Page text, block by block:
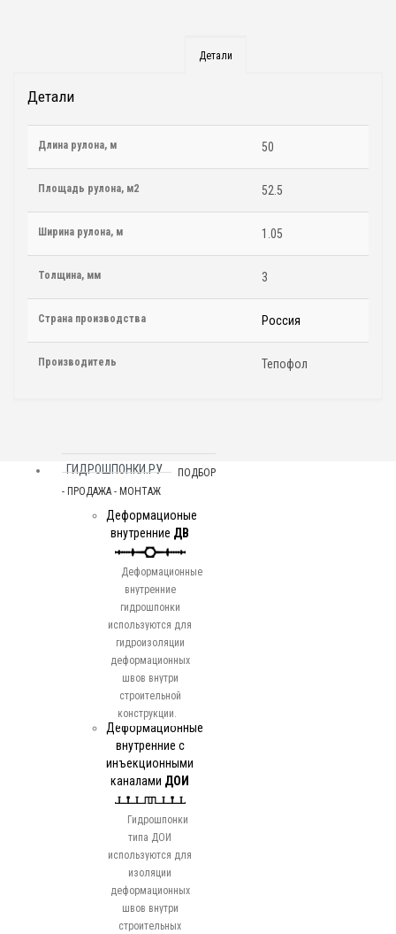
Детали
Детали
Длина рулона, м 50
Площадь рулона, м2 52.5
Ширина рулона, м 1.05
Толщина, мм 3
Страна производства Россия
Производитель Тепофол
ГИДРОШПОНКИ.РУ
ПОДБОР
- ПРОДАЖА - МОНТАЖ
Деформационые
внутренние ДВ
Деформационные
внутренние
гидрошпонки
используются для
гидроизоляции
деформационных
швов внутри
строительной
конструкции.
Деформационные
внутренние с
инъекционными
каналами ДОИ
Гидрошпонки
типа ДОИ
используются для
изоляции
деформационных
швов внутри
строительных